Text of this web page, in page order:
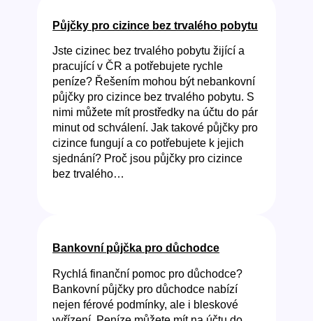
Půjčky pro cizince bez trvalého pobytu
Jste cizinec bez trvalého pobytu žijící a
pracující v ČR a potřebujete rychle
peníze? Řešením mohou být nebankovní
půjčky pro cizince bez trvalého pobytu. S
nimi můžete mít prostředky na účtu do pár
minut od schválení. Jak takové půjčky pro
cizince fungují a co potřebujete k jejich
sjednání? Proč jsou půjčky pro cizince
bez trvalého…
Bankovní půjčka pro důchodce
Rychlá finanční pomoc pro důchodce?
Bankovní půjčky pro důchodce nabízí
nejen férové podmínky, ale i bleskové